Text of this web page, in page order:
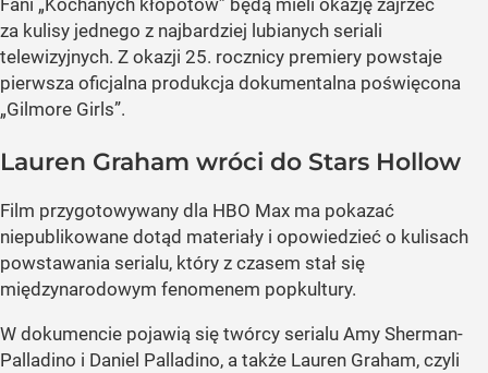
za kulisy jednego z najbardziej lubianych seriali
telewizyjnych. Z okazji 25. rocznicy premiery powstaje
pierwsza oficjalna produkcja dokumentalna poświęcona
„Gilmore Girls”.
Lauren Graham wróci do Stars Hollow
Film przygotowywany dla HBO Max ma pokazać
niepublikowane dotąd materiały i opowiedzieć o kulisach
powstawania serialu, który z czasem stał się
międzynarodowym fenomenem popkultury.
W dokumencie pojawią się twórcy serialu Amy Sherman-
Palladino i Daniel Palladino, a także Lauren Graham, czyli